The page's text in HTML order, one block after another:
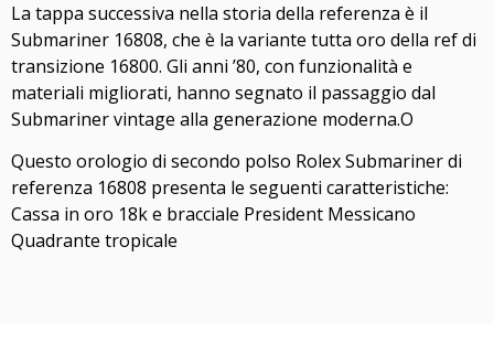
La tappa successiva nella storia della referenza è il
Submariner 16808, che è la variante tutta oro della ref di
transizione 16800. Gli anni ’80, con funzionalità e
materiali migliorati, hanno segnato il passaggio dal
Submariner vintage alla generazione moderna.O
Questo orologio di secondo polso Rolex Submariner di
referenza 16808 presenta le seguenti caratteristiche:
Cassa in oro 18k e bracciale President Messicano
Quadrante tropicale